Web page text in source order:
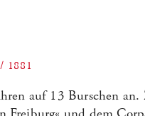
1881
auf 13 Burschen